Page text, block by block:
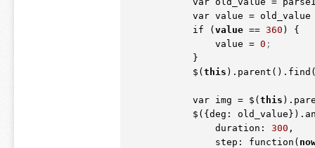
var value =
            if
(value == 360 )
{
                value =
0 ;
            $
(this ) .parent ( ) .find
            var img = $
(this )
            $
( {deg: old_value})
                duration:
300 ,
                step: function
(